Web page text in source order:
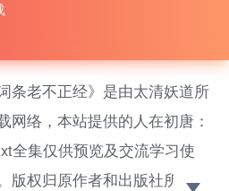
条老不正经》是由太清妖道所
网络，本站提供的人在初唐：
全集仅供预览及交流学习使
版权归原作者和出版社所有，